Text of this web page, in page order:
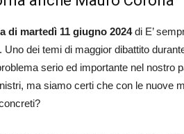
di martedì 11 giugno 2024di E’
Uno dei temi di maggior dibattito
serio ed importante nel nostro
ma siamo certi che con le nuove